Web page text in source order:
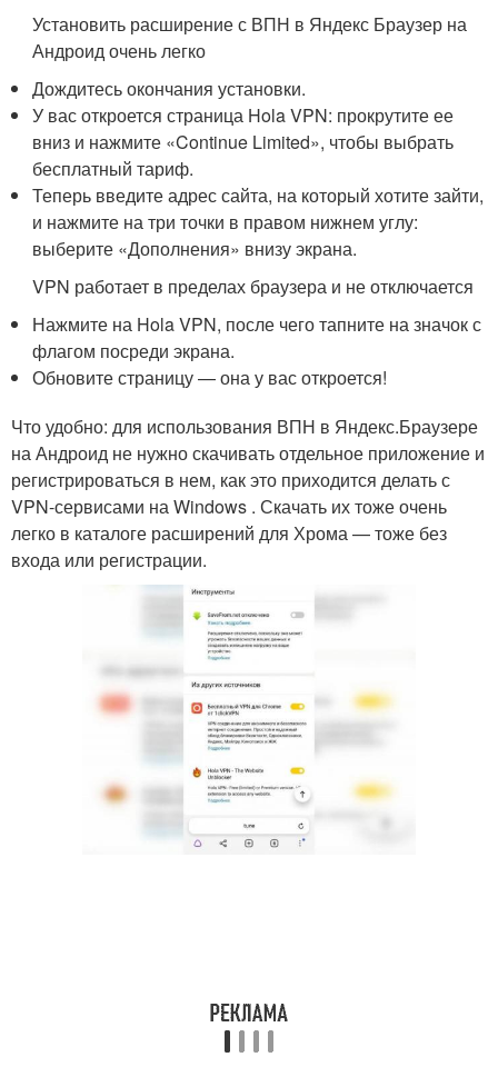
Установить расширение с ВПН в Яндекс Браузер на
Андроид очень легко
Дождитесь окончания установки.
У вас откроется страница Hola VPN: прокрутите ее
вниз и нажмите «Continue Limited», чтобы выбрать
бесплатный тариф.
Теперь введите адрес сайта, на который хотите зайти,
и нажмите на три точки в правом нижнем углу:
выберите «Дополнения» внизу экрана.
VPN работает в пределах браузера и не отключается
Нажмите на Hola VPN, после чего тапните на значок с
флагом посреди экрана.
Обновите страницу — она у вас откроется!
Что удобно: для использования ВПН в Яндекс.Браузере
на Андроид не нужно скачивать отдельное приложение и
регистрироваться в нем, как это приходится делать с
VPN-сервисами на Windows . Скачать их тоже очень
легко в каталоге расширений для Хрома — тоже без
входа или регистрации.